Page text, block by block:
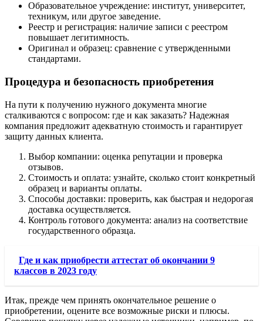
Образовательное учреждение: институт, университет,
техникум, или другое заведение.
Реестр и регистрация: наличие записи с реестром
повышает легитимность.
Оригинал и образец: сравнение с утвержденными
стандартами.
Процедура и безопасность приобретения
На пути к получению нужного документа многие
сталкиваются с вопросом: где и как заказать? Надежная
компания предложит адекватную стоимость и гарантирует
защиту данных клиента.
Выбор компании: оценка репутации и проверка
отзывов.
Стоимость и оплата: узнайте, сколько стоит конкретный
образец и варианты оплаты.
Способы доставки: проверить, как быстрая и недорогая
доставка осуществляется.
Контроль готового документа: анализ на соответствие
государственного образца.
Где и как приобрести аттестат об окончании 9
классов в 2023 году
Итак, прежде чем принять окончательное решение о
приобретении, оцените все возможные риски и плюсы.